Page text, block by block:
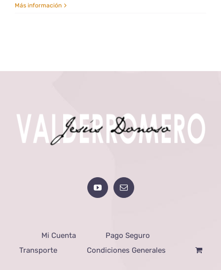
Más información
Mi Cuenta
Pago Seguro
Transporte
Condiciones Generales